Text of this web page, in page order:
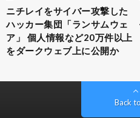
ニチレイをサイバー攻撃した
ハッカー集団「ランサムウェ
ア」 個人情報など20万件以上
をダークウェブ上に公開か
Back